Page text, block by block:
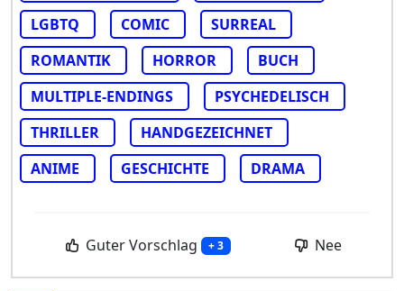
LGBTQ COMIC
SURREAL
ROMANTIK
HORROR
BUCH
MULTIPLE-ENDINGS
PSYCHEDELISCH
THRILLER
HANDGEZEICHNET
ANIME
GESCHICHTE DRAMA
Guter Vorschlag + 3 Nee